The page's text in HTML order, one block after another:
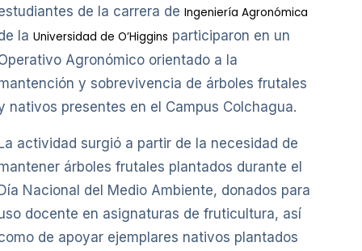
de la carrera de Ingeniería Agronómica
la Universidad de O’Higgins participaron en un
Agronómico orientado a la
y sobrevivencia de árboles frutales
nativos presentes en el Campus Colchagua.
actividad surgió a partir de la necesidad de
árboles frutales plantados durante el
Nacional del Medio Ambiente, donados para
docente en asignaturas de fruticultura, así
de apoyar ejemplares nativos plantados